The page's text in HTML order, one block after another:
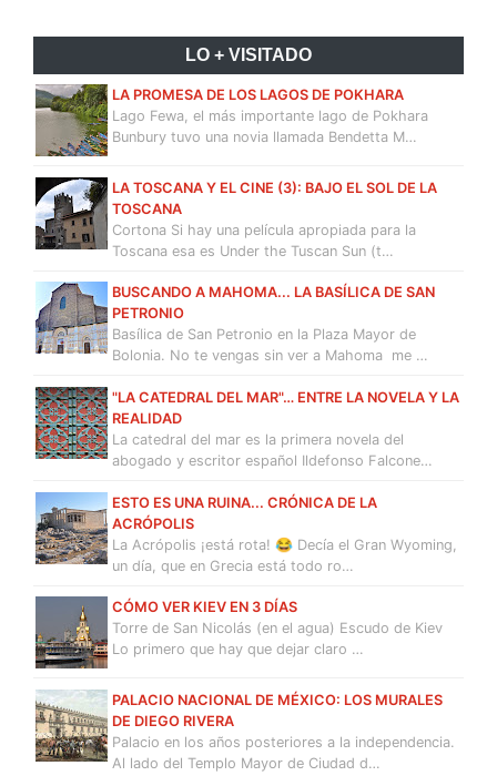
LO + VISITADO
LA PROMESA DE LOS LAGOS DE POKHARA
Lago Fewa, el más importante lago de Pokhara
Bunbury tuvo una novia llamada Bendetta M…
LA TOSCANA Y EL CINE (3): BAJO EL SOL DE LA
TOSCANA
Cortona Si hay una película apropiada para la
Toscana esa es Under the Tuscan Sun (t…
BUSCANDO A MAHOMA... LA BASÍLICA DE SAN
PETRONIO
Basílica de San Petronio en la Plaza Mayor de
Bolonia. No te vengas sin ver a Mahoma me …
"LA CATEDRAL DEL MAR"… ENTRE LA NOVELA Y LA
REALIDAD
La catedral del mar es la primera novela del
abogado y escritor español Ildefonso Falcone…
ESTO ES UNA RUINA... CRÓNICA DE LA
ACRÓPOLIS
La Acrópolis ¡está rota! 😂 Decía el Gran Wyoming,
un día, que en Grecia está todo ro…
CÓMO VER KIEV EN 3 DÍAS
Torre de San Nicolás (en el agua) Escudo de Kiev
Lo primero que hay que dejar claro …
PALACIO NACIONAL DE MÉXICO: LOS MURALES
DE DIEGO RIVERA
Palacio en los años posteriores a la independencia.
Al lado del Templo Mayor de Ciudad d…